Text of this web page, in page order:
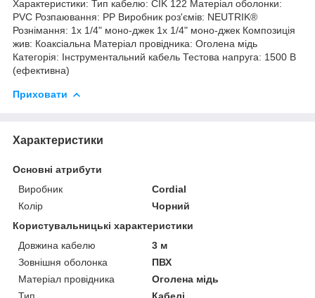
Характеристики: Тип кабелю: CIK 122 Матеріал оболонки:
PVC Розпаювання: PP Виробник роз'ємів: NEUTRIK®
Рознімання: 1x 1/4" моно-джек 1x 1/4" моно-джек Композиція
жив: Коаксіальна Матеріал провідника: Оголена мідь
Категорія: Інструментальний кабель Тестова напруга: 1500 В
(ефективна)
Приховати
Характеристики
Основні атрибути
Виробник
Cordial
Колір
Чорний
Користувальницькі характеристики
Довжина кабелю
3 м
Зовнішня оболонка
ПВХ
Матеріал провідника
Оголена мідь
Тип
Кабелі